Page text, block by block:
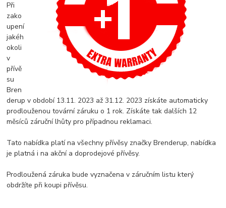
Při
zako
upení
jakéh
okoli
v
přívě
su
Bren
derup v období 13.11. 2023 až 31.12. 2023 získáte automaticky
prodlouženou tovární záruku o 1 rok. Získáte tak dalších 12
měsíců záruční lhůty pro případnou reklamaci.
Tato nabídka platí na všechny přívěsy značky Brenderup, nabídka
je platná i na akční a doprodejové přívěsy.
Prodloužená záruka bude vyznačena v záručním listu který
obdržíte při koupi přívěsu.